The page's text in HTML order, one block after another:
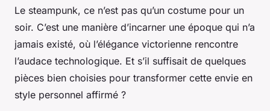
Le steampunk, ce n’est pas qu’un costume pour un
soir. C’est une manière d’incarner une époque qui n’a
jamais existé, où l’élégance victorienne rencontre
l’audace technologique. Et s’il suffisait de quelques
pièces bien choisies pour transformer cette envie en
style personnel affirmé ?